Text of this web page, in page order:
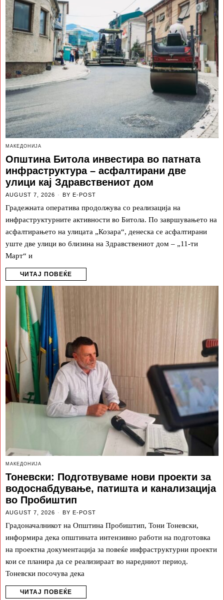
МАКЕДОНИЈА
Општина Битола инвестира во патната
инфраструктура – асфалтирани две
улици кај Здравствениот дом
AUGUST 7, 2026 BY E-POST
Градежната оператива продолжува со реализација на
инфраструктурните активности во Битола. По завршувањето на
асфалтирањето на улицата „Козара“, денеска се асфалтирани
уште две улици во близина на Здравствениот дом – „11-ти
Март“ и
ЧИТАЈ ПОВЕЌЕ
МАКЕДОНИЈА
Тоневски: Подготвуваме нови проекти за
водоснабдување, патишта и канализација
во Пробиштип
AUGUST 7, 2026 BY E-POST
Градоначалникот на Општина Пробиштип, Тони Тоневски,
информира дека општината интензивно работи на подготовка
на проектна документација за повеќе инфраструктурни проекти
кои се планира да се реализираат во наредниот период.
Тоневски посочува дека
ЧИТАЈ ПОВЕЌЕ